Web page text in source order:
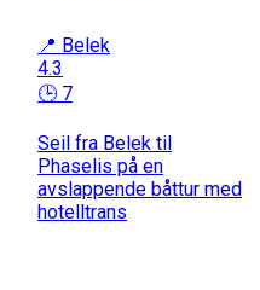
📍 Belek
4.3
🕒 7
Seil fra Belek til
Phaselis på en
avslappende båttur med
hotelltrans